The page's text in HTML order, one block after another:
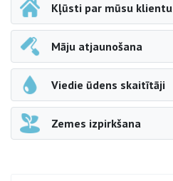
Kļūsti par mūsu klientu
Māju atjaunošana
Viedie ūdens skaitītāji
Zemes izpirkšana